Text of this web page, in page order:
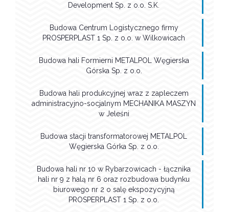
Development Sp. z o.o. S.K.
Budowa Centrum Logistycznego firmy
PROSPERPLAST 1 Sp. z o.o. w Wilkowicach
Budowa hali Formierni METALPOL Węgierska
Górska Sp. z o.o.
Budowa hali produkcyjnej wraz z zapleczem
administracyjno-socjalnym MECHANIKA MASZYN
w Jeleśni
Budowa stacji transformatorowej METALPOL
Węgierska Górka Sp. z o.o.
Budowa hali nr 10 w Rybarzowicach - łącznika
hali nr 9 z halą nr 6 oraz rozbudowa budynku
biurowego nr 2 o salę ekspozycyjną
PROSPERPLAST 1 Sp. z o.o.